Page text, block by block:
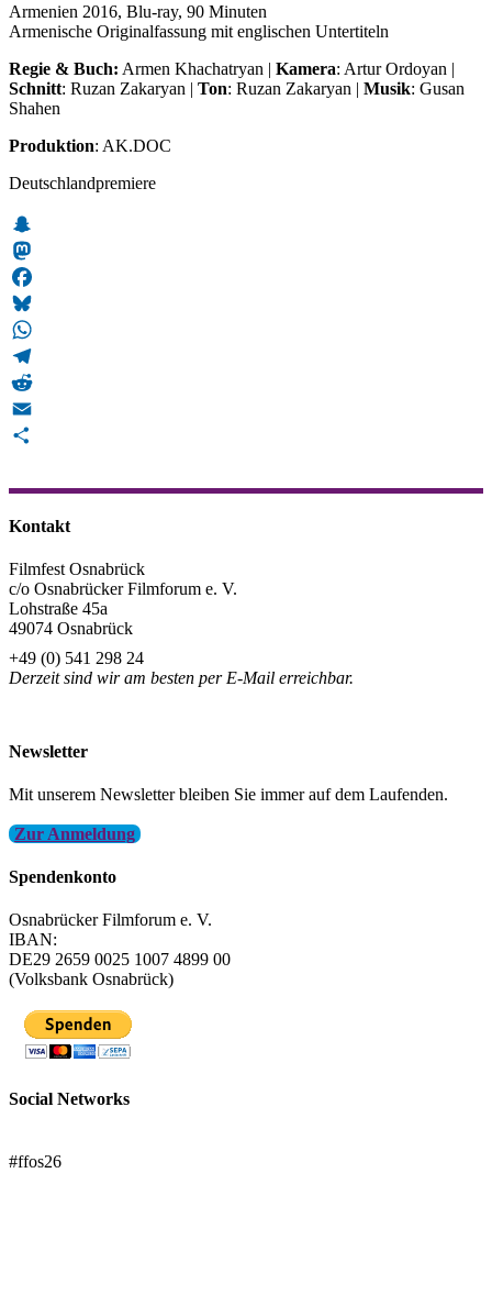
Armenien 2016, Blu-ray, 90 Minuten
Armenische Originalfassung mit englischen Untertiteln
Regie & Buch: Armen Khachatryan | Kamera: Artur Ordoyan |
Schnitt: Ruzan Zakaryan | Ton: Ruzan Zakaryan | Musik: Gusan
Shahen
Produktion: AK.DOC
Deutschlandpremiere
Snapchat
Mastodon
Facebook
Bluesky
WhatsApp
Telegram
Reddit
Email
Kontakt
Filmfest Osnabrück
c/o Osnabrücker Filmforum e. V.
Lohstraße 45a
49074 Osnabrück
+49 (0) 541 298 24
Derzeit sind wir am besten per E-Mail erreichbar.
Newsletter
Mit unserem Newsletter bleiben Sie immer auf dem Laufenden.
Zur Anmeldung
Spendenkonto
Osnabrücker Filmforum e. V.
IBAN:
DE29 2659 0025 1007 4899 00
(Volksbank Osnabrück)
Social Networks
#ffos26